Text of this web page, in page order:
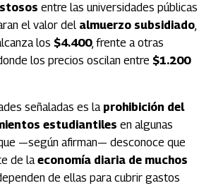
entre las universidades públicas
el valor del almuerzo subsidiado,
los $4.400, frente a otras
los precios oscilan entre $1.200
señaladas es la prohibición del
estudiantiles en algunas
—según afirman— desconoce que
de laeconomía diaria de muchos
de ellas para cubrir gastos